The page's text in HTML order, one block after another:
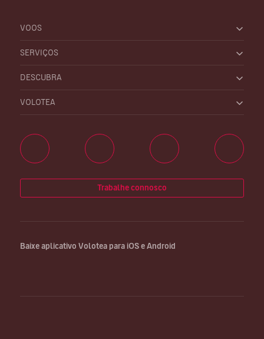
VOOS
SERVIÇOS
DESCUBRA
VOLOTEA
Trabalhe connosco
Baixe aplicativo Volotea para iOS e Android